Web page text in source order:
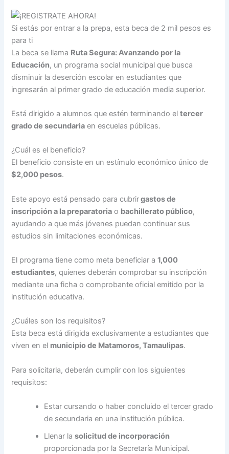
Si estás por entrar a la prepa, esta beca de 2 mil pesos es
para ti
La beca se llama Ruta Segura: Avanzando por la
Educación, un programa social municipal que busca
disminuir la deserción escolar en estudiantes que
ingresarán al primer grado de educación media superior.
Está dirigido a alumnos que estén terminando eltercer
grado de secundaria en escuelas públicas.
¿Cuál es el beneficio?
El beneficio consiste en un estímulo económico único de
$2,000 pesos.
Este apoyo está pensado para cubrirgastos de
inscripción a la preparatoria o bachillerato público,
ayudando a que más jóvenes puedan continuar sus
estudios sin limitaciones económicas.
El programa tiene como meta beneficiar a1,000
estudiantes, quienes deberán comprobar su inscripción
mediante una ficha o comprobante oficial emitido por la
institución educativa.
¿Cuáles son los requisitos?
Esta beca está dirigida exclusivamente a estudiantes que
viven en el municipio de Matamoros, Tamaulipas.
Para solicitarla, deberán cumplir con los siguientes
requisitos:
Estar cursando o haber concluido el tercer grado
de secundaria en una institución pública.
Llenar lasolicitud de incorporación
proporcionada por la Secretaría Municipal.